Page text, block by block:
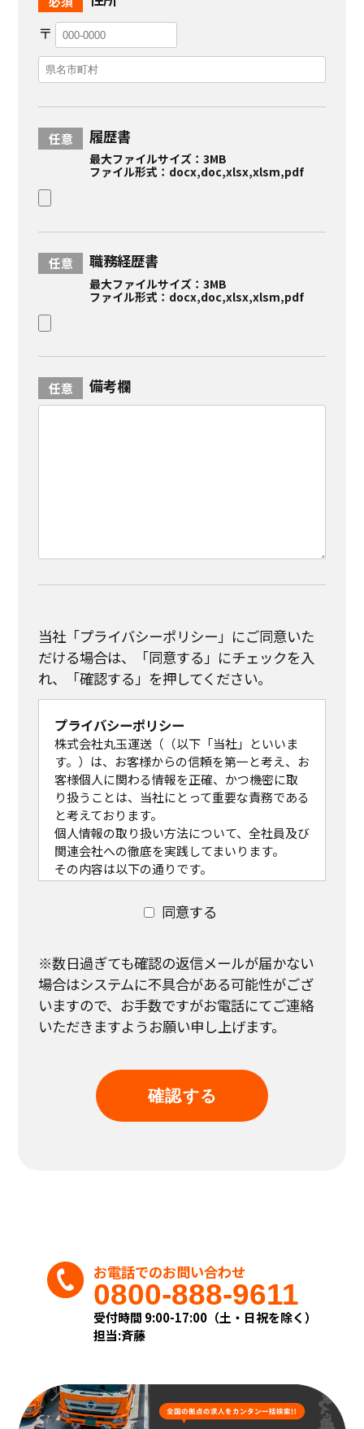
〒
履歴書
最大ファイルサイズ：3MB
ファイル形式：docx,doc,xlsx,xlsm,pdf
職務経歴書
最大ファイルサイズ：3MB
ファイル形式：docx,doc,xlsx,xlsm,pdf
備考欄
当社「プライバシーポリシー」にご同意いた
だける場合は、「同意する」にチェックを入
れ、「確認する」を押してください。
プライバシーポリシー
株式会社丸玉運送（（以下「当社」といいま
す。）は、お客様からの信頼を第一と考え、お
客様個人に関わる情報を正確、かつ機密に取
り扱うことは、当社にとって重要な責務である
と考えております。
個人情報の取り扱い方法について、全社員及び
関連会社への徹底を実践してまいります。
その内容は以下の通りです。
なお、既に当社で保有し利用させて頂いてい
る個人情報につきましても、本方針に従ってお
客様の個人情報の取り扱いを実施致します。
(1)個人情報の取得
当社は個人情報を適法かつ公正な手段により
収集致します。
お客様に個人情報の提供をお願いする場合
は、事前に収集の目的、利用の内容を開示し
的の達成に必要な限度において、個人情報を収
集致します。
(2)個人情報の利用および共同利用
当社がお預かりした個人情報は、個人情報を
・業務上のご連絡をする場合
・当社が取り扱う商品及びサービスに関する
ご案内をする場合
・お客様からのお問い合せまたはご依頼等へ
の対応をさせて頂く場合
◎上記目的以外の利用について
上記以外の目的で、お客様の個人情報を利用す
る必要が生じた場合には、法令により許され
同意する
※数日過ぎても確認の返信メールが届かない
場合はシステムに不具合がある可能性がござ
いますので、 お手数ですがお電話にてご連絡
いただきますようお願い申し上げます。
お電話でのお問い合わせ
0800-888-9611
受付時間 9:00-17:00（土・日祝を除く）
担当:斉藤